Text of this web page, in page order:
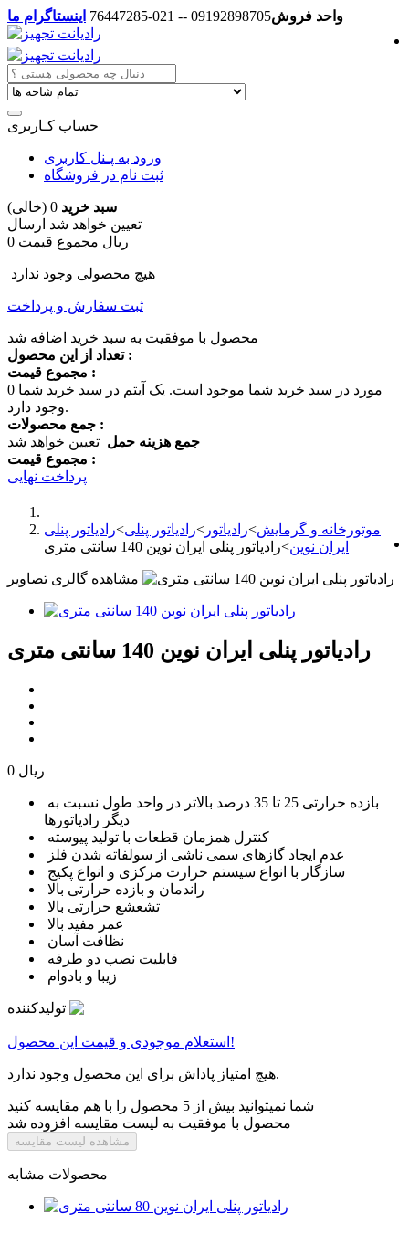
واحد فروش09192898705 -- 021-76447285 اینستاگرام ما
حساب کـاربری
ورود به پـنل کاربری
ثبت نام در فروشگاه
سبد خرید 0 (خالی)
تعیین خواهد شد ارسال
0 ریال مجموع قیمت
هیچ محصولی وجود ندارد
ثبت سفارش و پرداخت
محصول با موفقیت به سبد خرید اضافه شد
تعداد از این محصول :
مجموع قیمت :
0
مورد در سبد خرید شما موجود است. یک آیتم در سبد خرید شما
وجود دارد.
جمع محصولات :
جمع هزینه حمل تعیین خواهد شد
مجموع قیمت :
پرداخت نهایی
موتورخانه و گرمایش>رادیاتور >رادیاتور پنلی>رادیاتور پنلی
ایران نوین>رادیاتور پنلی ایران نوین 140 سانتی متری
مشاهده گالری تصاویر
رادیاتور پنلی ایران نوین 140 سانتی متری
0 ریال
ديگر رادياتورها
کنترل همزمان قطعات با توليد پيوسته
عدم ايجاد گازهای سمی ناشی از سولفاته شدن فلز
سازگار با انواع سيستم حرارت مرکزی و انواع پکيج
راندمان و بازده حرارتی بالا
تشعشع حرارتی بالا
عمر مفيد بالا
نظافت آسان
قابليت نصب دو طرفه
زيبا و بادوام
تولیدکننده
استعلام موجودی و قیمت این محصول!
هیچ امتیاز پاداش برای این محصول وجود ندارد.
شما نمیتوانید بیش از 5 محصول را با هم مقایسه کنید
محصول با موفقیت به لیست مقایسه افزوده شد
مشاهده لیست مقایسه
محصولات مشابه